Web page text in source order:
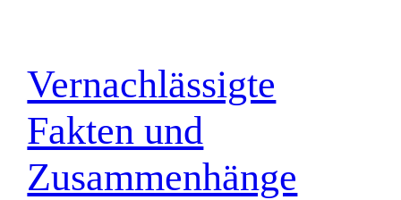
Vernachlässigte
Fakten und
Zusammenhänge